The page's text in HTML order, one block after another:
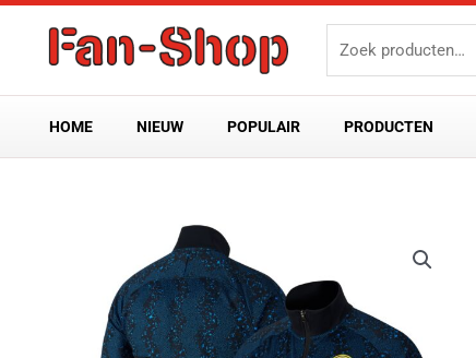
Ga
inhoud
naar:
HOME NIEUW POPULAIR PRODUCTEN